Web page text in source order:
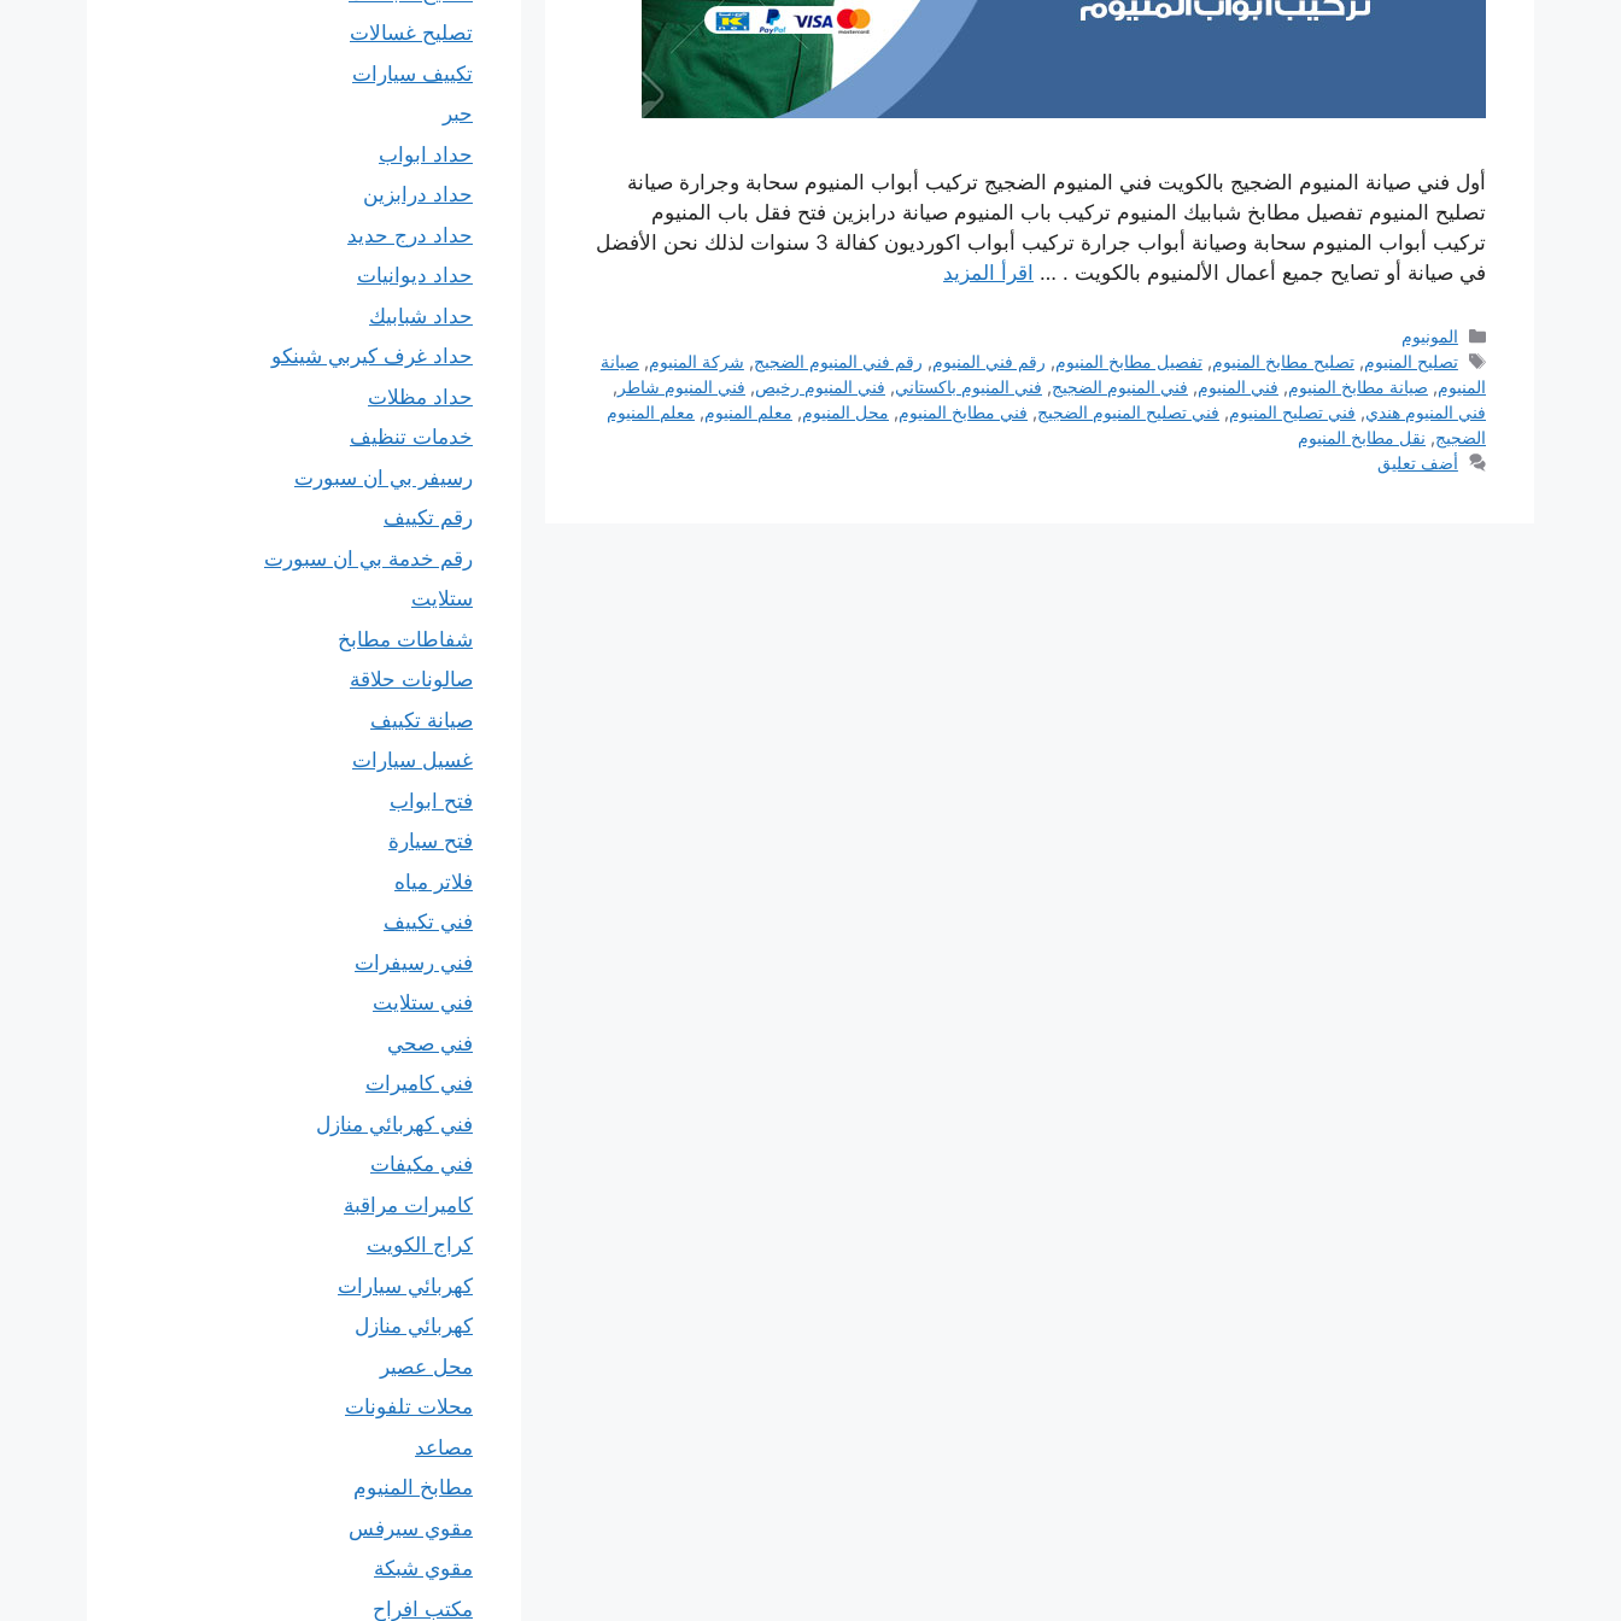
أول فني صيانة المنيوم الضجيج بالكويت فني المنيوم الضجيج تركيب أبواب المنيوم سحابة وجرارة صيانة
تصليح المنيوم تفصيل مطابخ شبابيك المنيوم تركيب باب المنيوم صيانة درابزين فتح فقل باب المنيوم
تركيب أبواب المنيوم سحابة وصيانة أبواب جرارة تركيب أبواب اكورديون كفالة 3 سنوات لذلك نحن الأفضل
في صيانة أو تصايح جميع أعمال الألمنيوم بالكويت . … اقرأ المزيد
التصنيفات
المونيوم
الوسوم
تصليح المنيوم,تصليح مطابخ المنيوم,تفصيل مطابخ المنيوم, رقم فني المنيوم, رقم فني المنيوم الضجيج, شركة المنيوم, صيانة
المنيوم, صيانة مطابخ المنيوم, فني المنيوم, فني المنيوم الضجيج, فني المنيوم باكستاني, فني المنيوم رخيص, فني المنيوم شاطر ,
فني المنيوم هندي, فني تصليح المنيوم, فني تصليح المنيوم الضجيج, فني مطابخ المنيوم, محل المنيوم, معلم المنيوم, معلم المنيوم
الضجيج, نقل مطابخ المنيوم
أضف تعليق
تصليح غسالات
تكييف سيارات
حبر
حداد ابواب
حداد درابزين
حداد درج حديد
حداد ديوانيات
حداد شبابيك
حداد غرف كيربي شينكو
حداد مظلات
خدمات تنظيف
رسيفر بي ان سبورت
رقم تكييف
رقم خدمة بي ان سبورت
ستلايت
شفاطات مطابخ
صالونات حلاقة
صيانة تكييف
غسيل سيارات
فتح ابواب
فتح سيارة
فلاتر مياه
فني تكييف
فني رسيفرات
فني ستلايت
فني صحي
فني كاميرات
فني كهربائي منازل
فني مكيفات
كاميرات مراقبة
كراج الكويت
كهربائي سيارات
كهربائي منازل
محل عصير
محلات تلفونات
مصاعد
مطابخ المنيوم
مقوي سيرفس
مقوي شبكة
مكتب افراح